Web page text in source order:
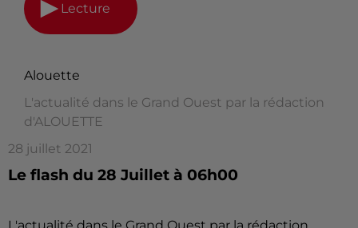
Lecture
Alouette
L'actualité dans le Grand Ouest par la rédaction
d'ALOUETTE
28 juillet 2021
Le flash du 28 Juillet à 06h00